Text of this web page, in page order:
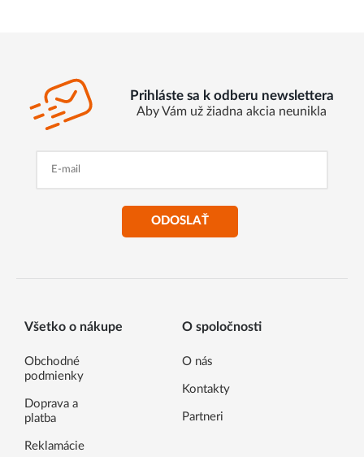
Prihláste sa k odberu newslettera
Aby Vám už žiadna akcia neunikla
ODOSLAŤ
Všetko o nákupe
Obchodné
podmienky
Doprava a
platba
Reklamácie
O spoločnosti
O nás
Kontakty
Partneri